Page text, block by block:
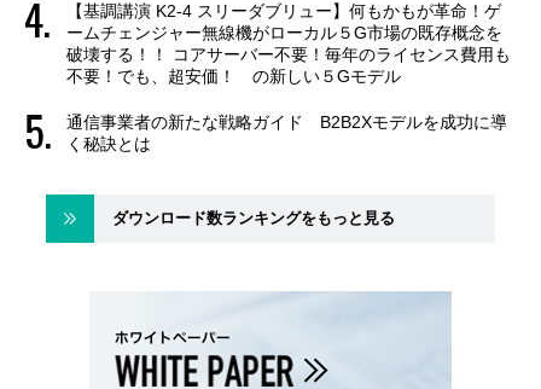
【基調講演 K2-4 スリーダブリュー】何もかもが革命！ゲ
ームチェンジャー無線機がローカル５G市場の既存概念を
破壊する！！ コアサーバー不要！毎年のライセンス費用も
不要！でも、超安価！ の新しい５Gモデル
通信事業者の新たな戦略ガイド B2B2Xモデルを成功に導
く秘訣とは
ダウンロード数ランキングをもっと見る